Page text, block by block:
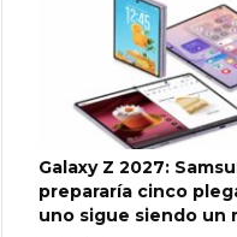
Galaxy Z 2027:
prepararía cinco
uno sigue siendo un